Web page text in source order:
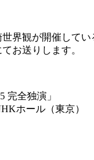
界観が開催してい
お送りします。
完全独演」
ホール（東京）